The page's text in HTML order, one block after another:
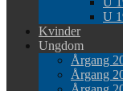
U
Kvinder
Ungdom
Årgang
Årgang